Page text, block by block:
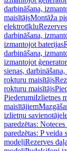
darbināšana,
maisītājsMontāža
elektrotīklu
darbināšana,
izmantojot baterijas
darbināšana,
izmantojot
sienas,
rokturu maisītājs
rokturu maisītājs
PiederumiIzlietnes
maisītājiem
izlietņu
paredzētas:
paredzētas: P veida
modeļiRezerves